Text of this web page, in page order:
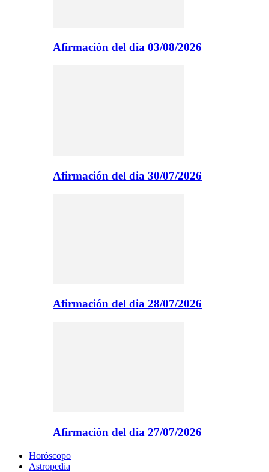
Afirmación del dia 03/08/2026
Afirmación del dia 30/07/2026
Afirmación del dia 28/07/2026
Afirmación del dia 27/07/2026
Horóscopo
Astropedia